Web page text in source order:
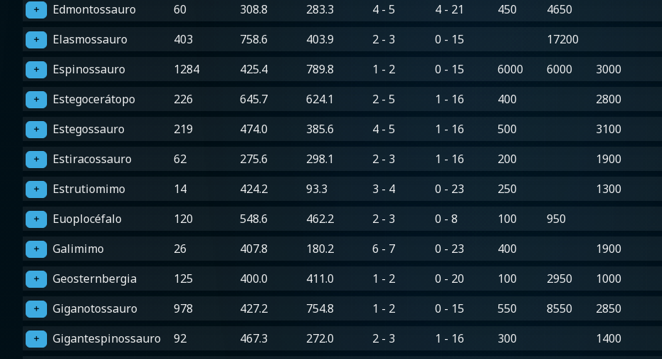
＋ Edmontossauro 60 308.8 283.3 4 - 5 4 - 21 450 4650
＋ Elasmossauro 403 758.6 403.9 2 - 3 0 - 15 17200
＋ Espinossauro 1284 425.4 789.8 1 - 2 0 - 15 6000 6000 3000
＋ Estegocerátopo 226 645.7 624.1 2 - 5 1 - 16 400 2800
＋ Estegossauro 219 474.0 385.6 4 - 5 1 - 16 500 3100
＋ Estiracossauro 62 275.6 298.1 2 - 3 1 - 16 200 1900
＋ Estrutiomimo 14 424.2 93.3 3 - 4 0 - 23 250 1300
＋ Euoplocéfalo 120 548.6 462.2 2 - 3 0 - 8 100 950
＋ Galimimo 26 407.8 180.2 6 - 7 0 - 23 400 1900
＋ Geosternbergia 125 400.0 411.0 1 - 2 0 - 20 100 2950 1000
＋ Giganotossauro 978 427.2 754.8 1 - 2 0 - 15 550 8550 2850
＋ Gigantespinossauro 92 467.3 272.0 2 - 3 1 - 16 300 1400